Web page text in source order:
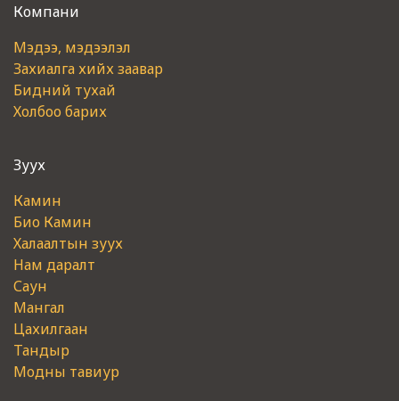
Компани
Мэдээ, мэдээлэл
Захиалга хийх заавар
Бидний тухай
Холбоо барих
Зуух
Камин
Био Камин
Халаалтын зуух
Нам даралт
Саун
Мангал
Цахилгаан
Тандыр
Модны тавиур